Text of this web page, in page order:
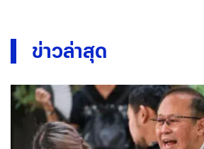
ข่าวล่าสุด